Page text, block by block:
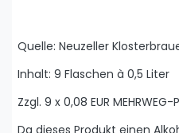
Quelle: Neuzeller
Inhalt: 9 Flaschen à 0,5 Liter
Zzgl. 9 x 0,08 EUR